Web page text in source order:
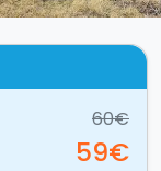
60€
59€